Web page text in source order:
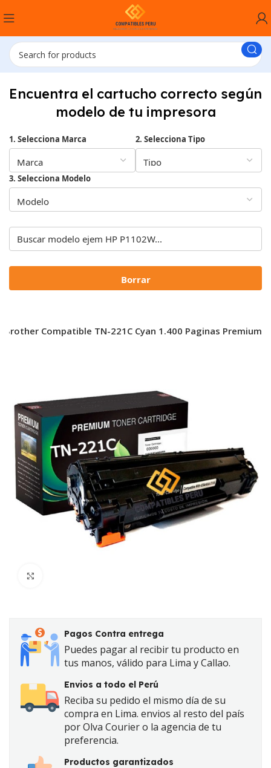
Encuentra el cartucho correcto según
modelo de tu impresora
1. Selecciona Marca 2. Selecciona Tipo
3. Selecciona Modelo
Borrar
Brother Compatible TN-221C Cyan 1.400 Paginas Premium
Pagos Contra entrega
Puedes pagar al recibir tu producto en
tus manos, válido para Lima y Callao.
Envios a todo el Perú
Reciba su pedido el mismo día de su
compra en Lima. envios al resto del país
por Olva Courier o la agencia de tu
preferencia.
Productos garantizados